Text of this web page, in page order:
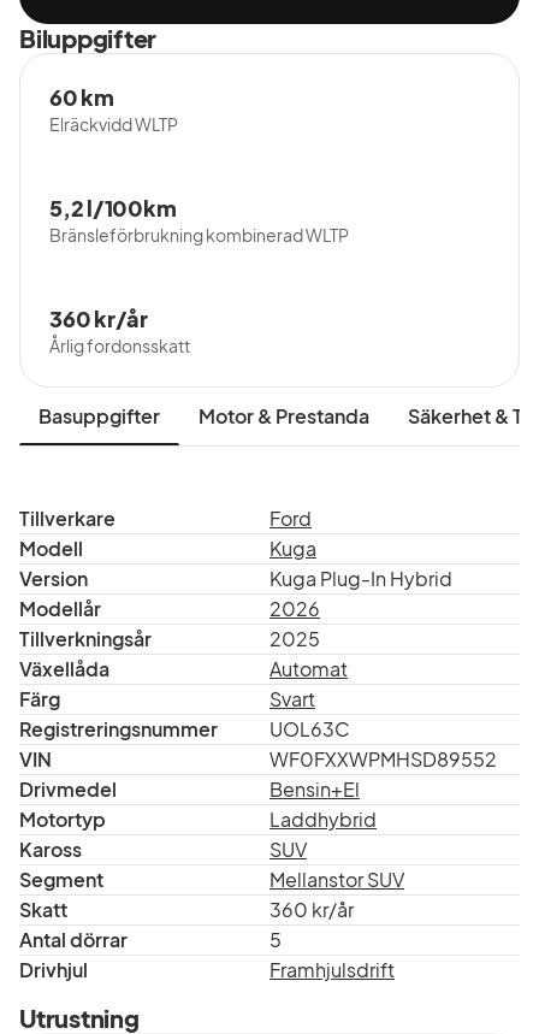
Biluppgifter
Elräckvidd WLTP
60 km
Bränsleförbrukning kombinerad WLTP
5,2 l/100km
Årlig fordonsskatt
360 kr/år
Basuppgifter Motor & Prestanda Säkerhet &
Tillverkare
Ford
Modell
Kuga
Version
Kuga Plug-In Hybrid
Modellår
2026
Tillverkningsår
2025
Växellåda
Automat
Färg
Svart
Registreringsnummer
UOL63C
VIN
WF0FXXWPMHSD89552
Drivmedel
Bensin+El
Motortyp
Laddhybrid
Kaross
SUV
Segment
Mellanstor SUV
Skatt
360 kr/år
Antal dörrar
5
Drivhjul
Framhjulsdrift
Utrustning